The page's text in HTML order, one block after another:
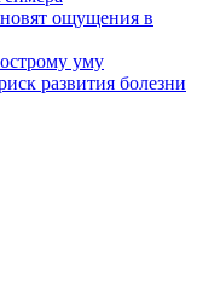
ощущения в
уму
развития болезни